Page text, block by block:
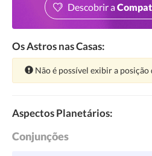
Descobrir a
Os Astros nas Casas:
Atenção:
Não é possível exibir a posição
Aspectos Planetários:
Conjunções